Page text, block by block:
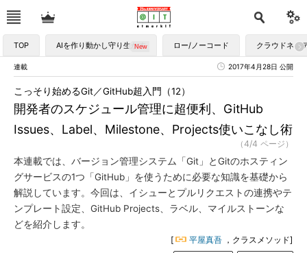
TOP AIを作り動かし守り生かす ロー/ノーコード クラウドネイ
連載 2017年4月28日 公開
開発者のスケジュール管理に超便利、GitHub
Issues、Label、Milestone、Projects使いこなし術
こっそり始めるGit／GitHub超入門（12）
（4/4 ページ）
本連載では、バージョン管理システム「Git」とGitのホスティン
グサービスの1つ「GitHub」を使うために必要な知識を基礎から
解説しています。今回は、イシューとプルリクエストの連携やテ
ンプレート設定、GitHub Projects、ラベル、マイルストーンな
どを紹介します。
[ 平屋真吾 ，クラスメソッド]